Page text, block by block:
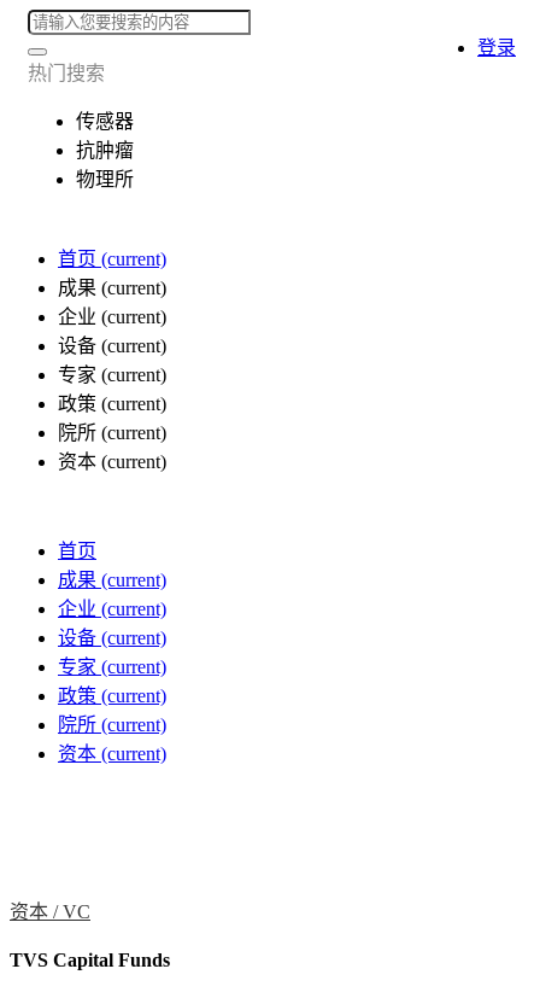
热门搜索
传感器
抗肿瘤
物理所
首页 (current)
成果 (current)
企业 (current)
设备 (current)
专家 (current)
政策 (current)
院所 (current)
资本 (current)
登录
首页
成果 (current)
企业 (current)
设备 (current)
专家 (current)
政策 (current)
院所 (current)
资本 (current)
资本 /VC
TVS Capital Funds